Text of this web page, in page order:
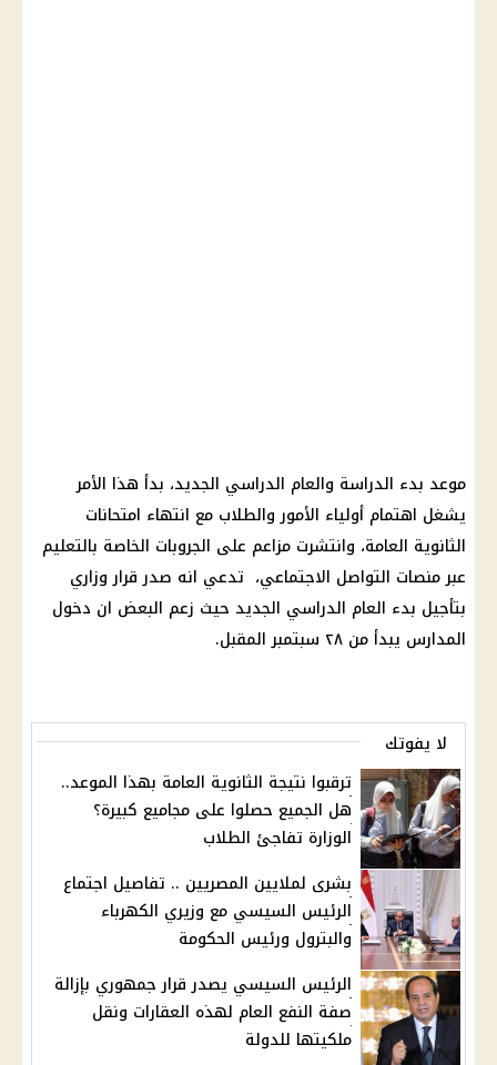
موعد بدء الدراسة والعام الدراسي الجديد، بدأ هذا الأمر
يشغل اهتمام أولياء الأمور والطلاب مع انتهاء امتحانات
الثانوية العامة، وانتشرت مزاعم على الجروبات الخاصة بالتعليم
عبر منصات التواصل الاجتماعي، تدعي انه صدرقراروزاري
بتأجيل بدء العام الدراسي الجديد حيث زعم البعض ان دخول
المدارس يبدأ من ٢٨ سبتمبر المقبل.
لا يفوتك
ترقبوا نتيجة الثانوية العامة بهذا الموعد..
هل الجميع حصلوا على مجاميع كبيرة؟
الوزارة تفاجئ الطلاب
بشرى لملايين المصريين .. تفاصيل اجتماع
الرئيس السيسي مع وزيري الكهرباء
والبترول ورئيس الحكومة
الرئيس السيسي يصدر قرار جمهوري بإزالة
صفة النفع العام لهذه العقارات ونقل
ملكيتها للدولة